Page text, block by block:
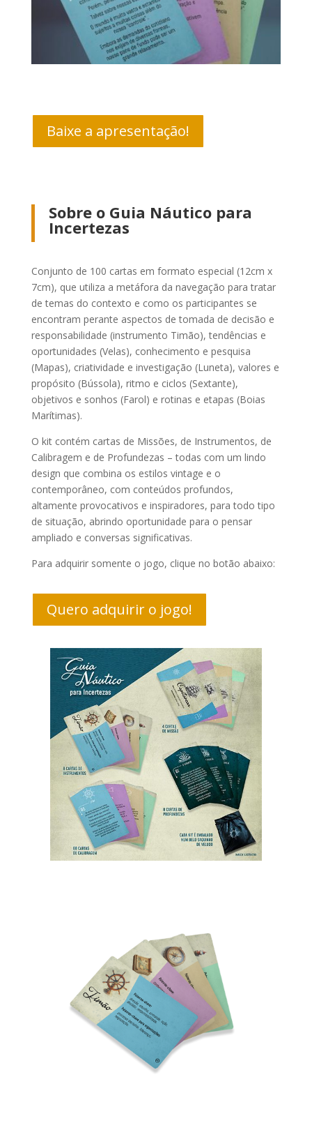
Baixe a apresentação!
Sobre o Guia Náutico para
Incertezas
Conjunto de 100 cartas em formato especial (12cm x
7cm), que utiliza a metáfora da navegação para tratar
de temas do contexto e como os participantes se
encontram perante aspectos de tomada de decisão e
responsabilidade (instrumento Timão), tendências e
oportunidades (Velas), conhecimento e pesquisa
(Mapas), criatividade e investigação (Luneta), valores e
propósito (Bússola), ritmo e ciclos (Sextante),
objetivos e sonhos (Farol) e rotinas e etapas (Boias
Marítimas).
O kit contém cartas de Missões, de Instrumentos, de
Calibragem e de Profundezas – todas com um lindo
design que combina os estilos vintage e o
contemporâneo, com conteúdos profundos,
altamente provocativos e inspiradores, para todo tipo
de situação, abrindo oportunidade para o pensar
ampliado e conversas significativas.
Para adquirir somente o jogo, clique no botão abaixo:
Quero adquirir o jogo!